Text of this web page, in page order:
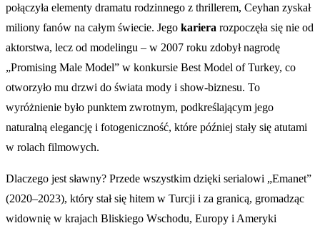
połączyła elementy dramatu rodzinnego z thrillerem, Ceyhan zyskał
miliony fanów na całym świecie. Jego kariera rozpoczęła się nie od
aktorstwa, lecz od modelingu – w 2007 roku zdobył nagrodę
„Promising Male Model” w konkursie Best Model of Turkey, co
otworzyło mu drzwi do świata mody i show-biznesu. To
wyróżnienie było punktem zwrotnym, podkreślającym jego
naturalną elegancję i fotogeniczność, które później stały się atutami
w rolach filmowych.
Dlaczego jest sławny? Przede wszystkim dzięki serialowi „Emanet”
(2020–2023), który stał się hitem w Turcji i za granicą, gromadząc
widownię w krajach Bliskiego Wschodu, Europy i Ameryki